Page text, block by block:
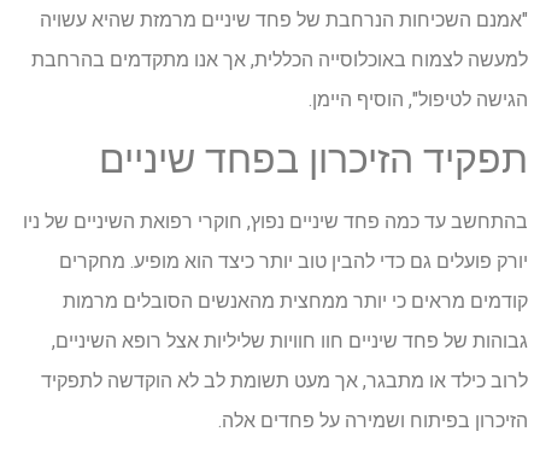
"אמנם השכיחות הנרחבת של פחד שיניים מרמזת שהיא עשויה
למעשה לצמוח באוכלוסייה הכללית, אך אנו מתקדמים בהרחבת
הגישה לטיפול", הוסיף היימן.
תפקיד הזיכרון בפחד שיניים
בהתחשב עד כמה פחד שיניים נפוץ, חוקרי רפואת השיניים של ניו
יורק פועלים גם כדי להבין טוב יותר כיצד הוא מופיע. מחקרים
קודמים מראים כי יותר ממחצית מהאנשים הסובלים מרמות
גבוהות של פחד שיניים חוו חוויות שליליות אצל רופא השיניים,
לרוב כילד או מתבגר, אך מעט תשומת לב לא הוקדשה לתפקיד
הזיכרון בפיתוח ושמירה על פחדים אלה.